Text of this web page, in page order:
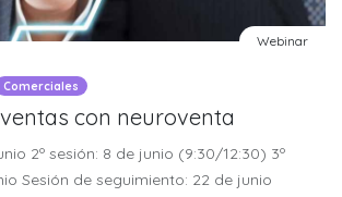
Webinar
Comerciales
con neuroventa
2º sesión: 8 de junio (9:30/12:30) 3º
Sesión de seguimiento: 22 de junio